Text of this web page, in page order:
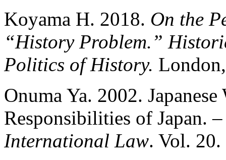
Koyama H. 2018. On the
“History Problem.”
Politics of History.
Onuma Ya. 2002.
Responsibilities of Japan.
International Law. Vol.